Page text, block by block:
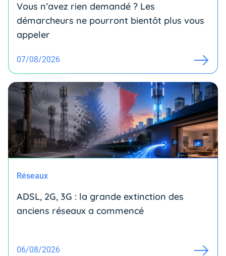
Vous n’avez rien demandé ? Les
démarcheurs ne pourront bientôt plus vous
appeler
07/08/2026
Réseaux
ADSL, 2G, 3G : la grande extinction des
anciens réseaux a commencé
06/08/2026